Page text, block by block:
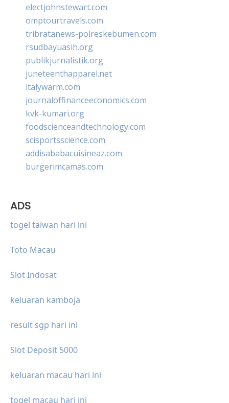
electjohnstewart.com
omptourtravels.com
tribratanews-polreskebumen.com
rsudbayuasih.org
publikjurnalistik.org
juneteenthapparel.net
italywarm.com
journaloffinanceeconomics.com
kvk-kumari.org
foodscienceandtechnology.com
scisportsscience.com
addisababacuisineaz.com
burgerimcamas.com
ADS
togel taiwan hari ini
Toto Macau
Slot Indosat
keluaran kamboja
result sgp hari ini
Slot Deposit 5000
keluaran macau hari ini
togel macau hari ini